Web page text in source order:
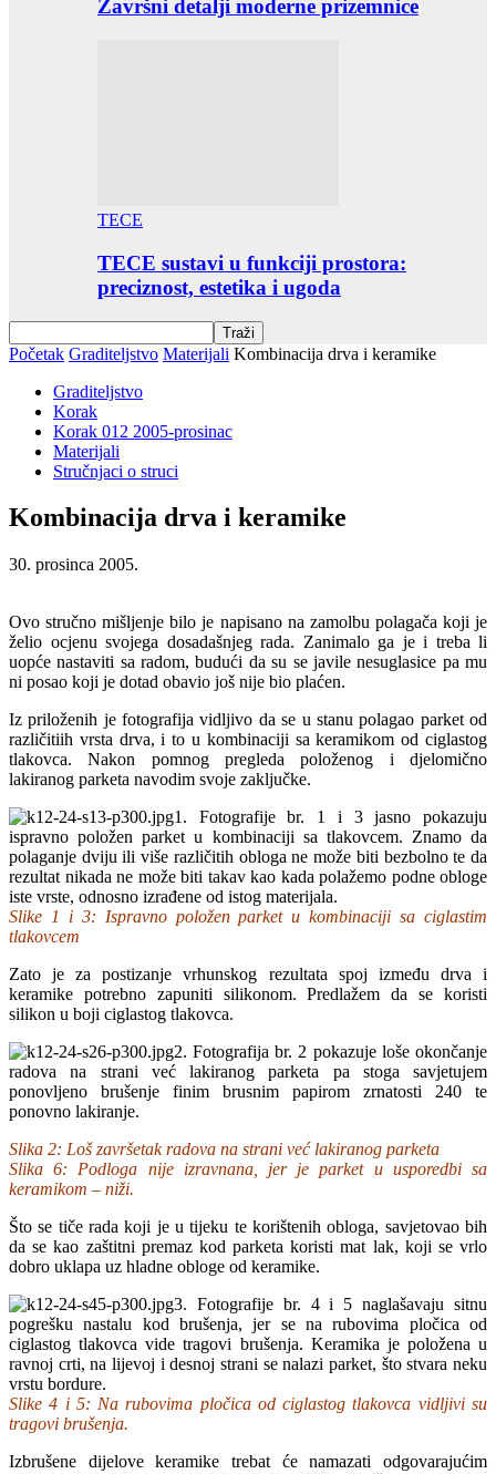
Završni detalji moderne prizemnice
TECE
TECE sustavi u funkciji prostora:
preciznost, estetika i ugoda
Početak Graditeljstvo Materijali Kombinacija drva i keramike
Graditeljstvo
Korak
Korak 012 2005-prosinac
Materijali
Stručnjaci o struci
Kombinacija drva i keramike
30. prosinca 2005.
Ovo stručno mišljenje bilo je napisano na zamolbu polagača koji je
želio ocjenu svojega dosadašnjeg rada. Zanimalo ga je i treba li
uopće nastaviti sa radom, budući da su se javile nesuglasice pa mu
ni posao koji je dotad obavio još nije bio plaćen.
Iz priloženih je fotografija vidljivo da se u stanu polagao parket od
različitiih vrsta drva, i to u kombinaciji sa keramikom od ciglastog
tlakovca. Nakon pomnog pregleda položenog i djelomično
lakiranog parketa navodim svoje zaključke.
1. Fotografije br. 1 i 3 jasno pokazuju
ispravno položen parket u kombinaciji sa tlakovcem. Znamo da
polaganje dviju ili više različitih obloga ne može biti bezbolno te da
rezultat nikada ne može biti takav kao kada polažemo podne obloge
iste vrste, odnosno izrađene od istog materijala.
Slike 1 i 3: Ispravno položen parket u kombinaciji sa ciglastim
tlakovcem
Zato je za postizanje vrhunskog rezultata spoj između drva i
keramike potrebno zapuniti silikonom. Predlažem da se koristi
silikon u boji ciglastog tlakovca.
2. Fotografija br. 2 pokazuje loše okončanje
radova na strani već lakiranog parketa pa stoga savjetujem
ponovljeno brušenje finim brusnim papirom zrnatosti 240 te
ponovno lakiranje.
Slika 2: Loš završetak radova na strani već lakiranog parketa
Slika 6: Podloga nije izravnana, jer je parket u usporedbi sa
keramikom – niži.
Što se tiče rada koji je u tijeku te korištenih obloga, savjetovao bih
da se kao zaštitni premaz kod parketa koristi mat lak, koji se vrlo
dobro uklapa uz hladne obloge od keramike.
3. Fotografije br. 4 i 5 naglašavaju sitnu
pogrešku nastalu kod brušenja, jer se na rubovima pločica od
ciglastog tlakovca vide tragovi brušenja. Keramika je položena u
ravnoj crti, na lijevoj i desnoj strani se nalazi parket, što stvara neku
vrstu bordure.
Slike 4 i 5: Na rubovima pločica od ciglastog tlakovca vidljivi su
tragovi brušenja.
Izbrušene dijelove keramike trebat će namazati odgovarajućim